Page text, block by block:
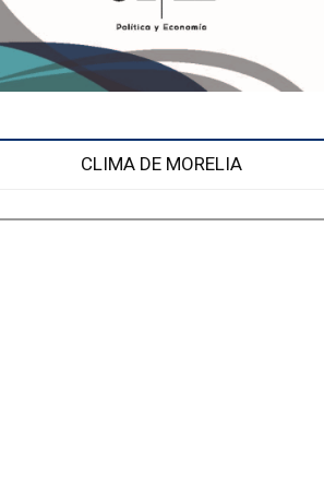
CLIMA DE MORELIA